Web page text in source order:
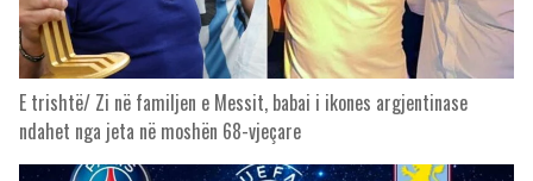
E trishtë/ Zi në familjen e Messit, babai i ikones argjentinase
ndahet nga jeta në moshën 68-vjeçare